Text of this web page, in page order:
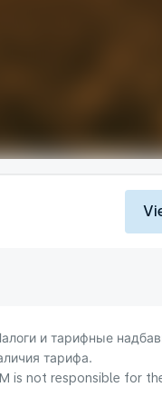
и тарифные
тарифа.
is not responsible for